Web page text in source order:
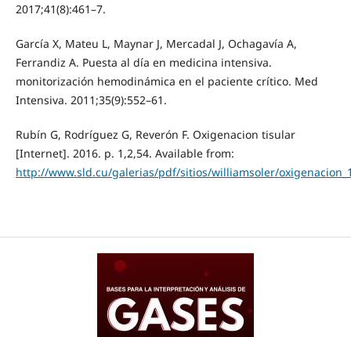
2017;41(8):461–7.
García X, Mateu L, Maynar J, Mercadal J, Ochagavía A,
Ferrandiz A. Puesta al día en medicina intensiva.
monitorización hemodinámica en el paciente crítico. Med
Intensiva. 2011;35(9):552–61.
Rubín G, Rodríguez G, Reverón F. Oxigenacion tisular
[Internet]. 2016. p. 1,2,54. Available from:
http://www.sld.cu/galerias/pdf/sitios/williamsoler/